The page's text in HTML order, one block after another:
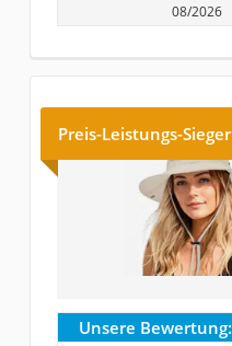
08/2026
Preis-Leistungs-Sieger
Unsere Bewertung: